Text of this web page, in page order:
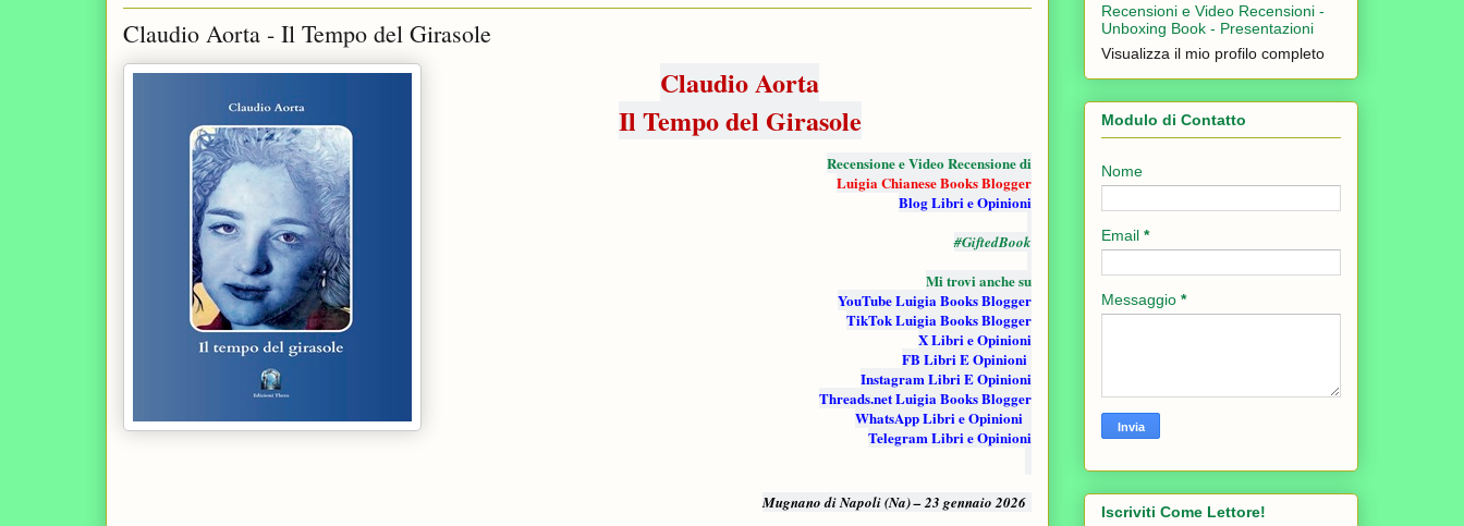
Claudio Aorta - Il Tempo del Girasole
Claudio Aorta
Il Tempo del Girasole
Recensione e Video Recensione di
Luigia Chianese Books Blogger
Blog Libri e Opinioni
#GiftedBook
Mi trovi anche su
YouTube Luigia Books Blogger
TikTok Luigia Books Blogger
X Libri e Opinioni
FB Libri E Opinioni
Instagram Libri E Opinioni
Threads.net Luigia Books Blogger
WhatsApp Libri e Opinioni
Telegram Libri e Opinioni
Mugnano di Napoli (Na) – 23 gennaio 2026
Recensioni e Video Recensioni -
Unboxing Book - Presentazioni
Visualizza il mio profilo completo
Modulo di Contatto
Nome
Email *
Messaggio *
Iscriviti Come Lettore!